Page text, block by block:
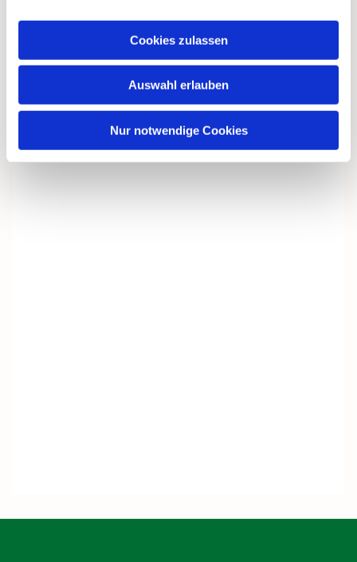
Cookies zulassen
Auswahl erlauben
Nur notwendige Cookies
Dies könnte Sie auch
interessieren